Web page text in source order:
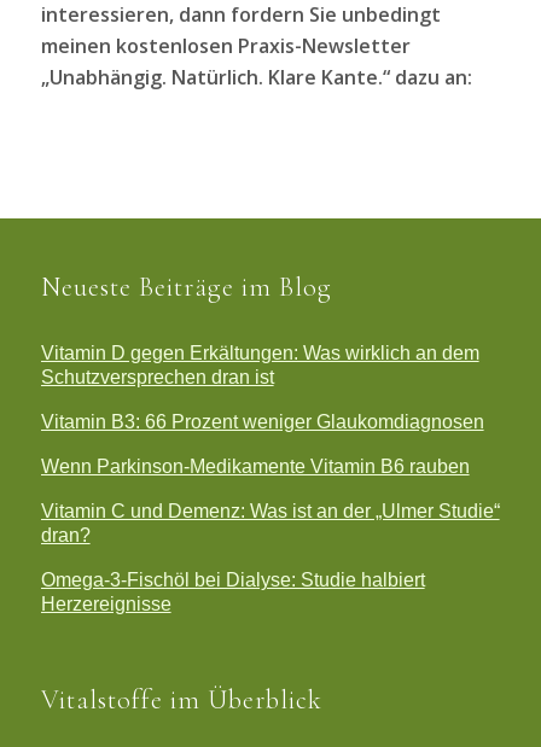
interessieren, dann fordern Sie unbedingt
meinen kostenlosen Praxis-Newsletter
„Unabhängig. Natürlich. Klare Kante.“ dazu an:
Neueste Beiträge im Blog
Vitamin D gegen Erkältungen: Was wirklich an dem
Schutzversprechen dran ist
Vitamin B3: 66 Prozent weniger Glaukomdiagnosen
Wenn Parkinson-Medikamente Vitamin B6 rauben
Vitamin C und Demenz: Was ist an der „Ulmer Studie“
dran?
Omega-3-Fischöl bei Dialyse: Studie halbiert
Herzereignisse
Vitalstoffe im Überblick